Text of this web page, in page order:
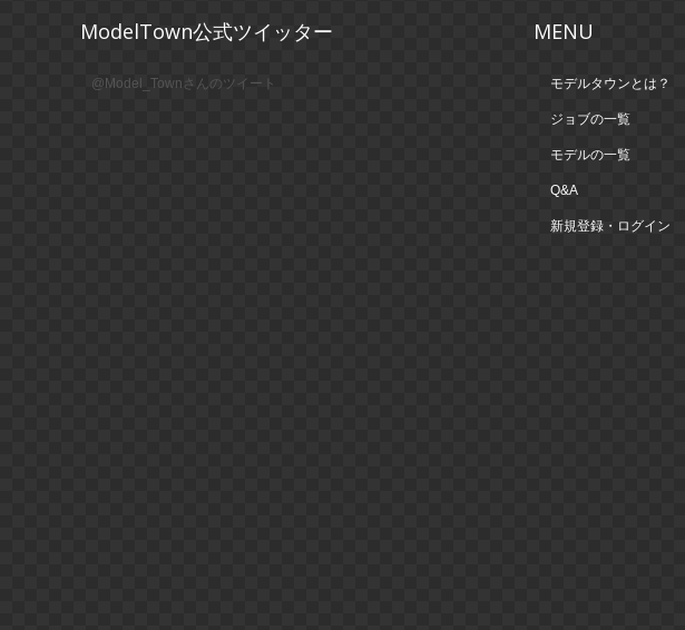
ModelTown公式ツイッター
@Model_Townさんのツイート
MENU
モデルタウンとは？
ジョブの一覧
モデルの一覧
Q&A
新規登録・ログイン